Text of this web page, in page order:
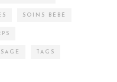
SOINS BÉBÉ
TAGS